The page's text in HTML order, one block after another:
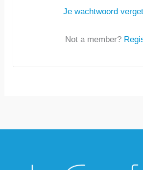
Je wachtwoord
Not a member?